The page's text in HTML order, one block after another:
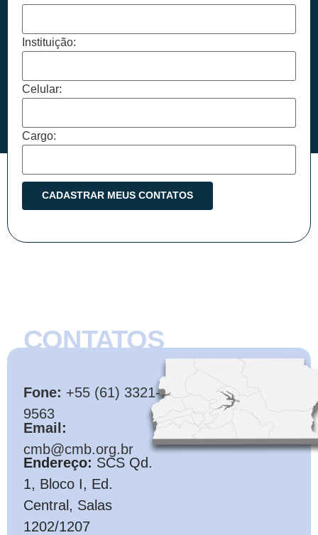
Instituição:
Celular:
Cargo:
CONTATOS
Fone: +55 (61) 3321-
9563
Email:
cmb@cmb.org.br
Endereço: SCS Qd.
1, Bloco I, Ed.
Central, Salas
1202/1207